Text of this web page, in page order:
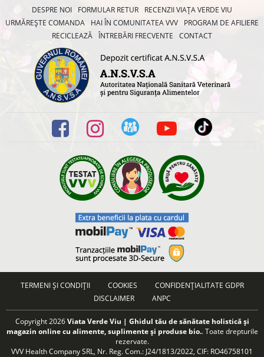
DESPRE NOI FORMULAR RETUR
RECENZII VIAȚA VERDE VIU
URMĂREȘTE COMANDA
HAI ÎN COMUNITATEA VVV
PROGRAM DE AFILIERE
RECICLEAZĂ ÎNTREBĂRI FRECVENTE CONTACT
TERMENI ȘI CONDIȚII COOKIES
CONFIDENȚIALITATE GDPR
DISCLAIMER
ANPC
Copyright 2026Viata Verde Viu | Ghidul tău de sănătate holistică și
magazin online cu alimente, suplimente și produse bio.. Toate drepturile
rezervate.
VVV Health Company SRL, Nr. Reg. Com.: J24/1813/2022, CIF: RO46758101